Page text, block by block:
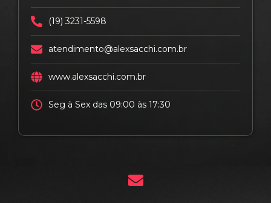
(19) 3231-5598
atendimento@alexsacchi.com.br
www.alexsacchi.com.br
Seg à Sex das 09:00 às 17:30